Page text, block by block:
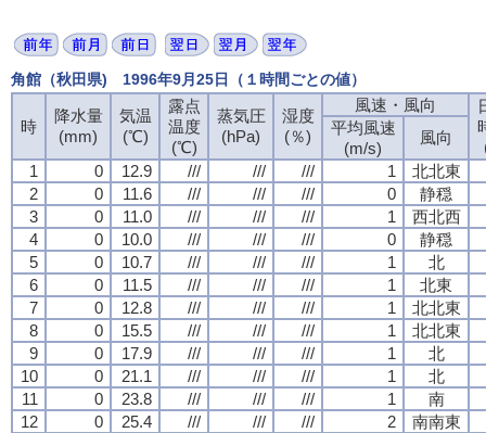
角館（秋田県) 1996年9月25日（１時間ごとの値）
時
降水量
(mm)
気温
(℃)
露点
温度
(℃)
蒸気圧
(hPa)
湿度
(％)
風速・風向
平均風速
(m/s)
風向
1
0 12.9 /// /// /// 1
北北東
2
0 11.6 /// /// /// 0
静穏
3
0 11.0 /// /// /// 1
西北西
4
0 10.0 /// /// /// 0
静穏
5
0 10.7 /// /// /// 1
北
6
0 11.5 /// /// /// 1
北東
7
0 12.8 /// /// /// 1
北北東
8
0 15.5 /// /// /// 1
北北東
9
0 17.9 /// /// /// 1
北
10
0 21.1 /// /// /// 1
北
11
0 23.8 /// /// /// 1
南
12
0 25.4 /// /// /// 2
南南東